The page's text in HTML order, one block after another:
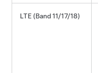
LTE (Band 11/17/18)